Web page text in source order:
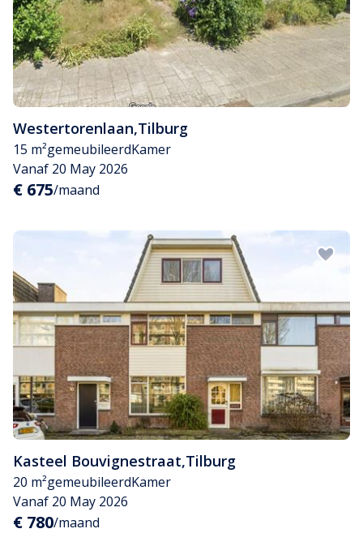
Westertorenlaan,Tilburg
15 m²gemeubileerdKamer
Vanaf 20 May 2026
€ 675/maand
Kasteel Bouvignestraat,Tilburg
20 m²gemeubileerdKamer
Vanaf 20 May 2026
€ 780/maand